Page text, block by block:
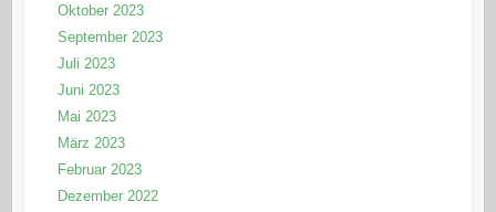
Oktober 2023
September 2023
Juli 2023
Juni 2023
Mai 2023
März 2023
Februar 2023
Dezember 2022